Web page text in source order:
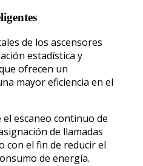
de los ascensores
estadística y
ofrecen un
mayor eficiencia en el
escaneo continuo de
de llamadas
con el fin de reducir el
de energía.